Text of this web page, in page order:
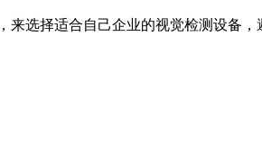
选择适合自己企业的视觉检测设备